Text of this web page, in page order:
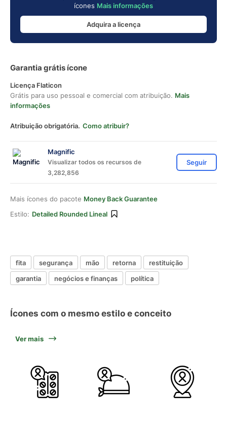
ícones Mais informações
Adquira a licença
Garantia grátis ícone
Licença Flaticon
Grátis para uso pessoal e comercial com atribuição. Mais
informações
Atribuição obrigatória. Como atribuir?
Magnific
Visualizar todos os recursos de
3,282,856
Seguir
Mais ícones do pacote Money Back Guarantee
Estilo: Detailed Rounded Lineal
fita segurança mão retorna
restituição
garantia
negócios e finanças política
Ícones com o mesmo estilo e conceito
Ver mais